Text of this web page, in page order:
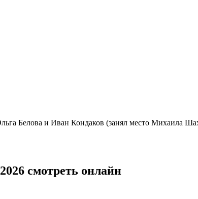
Белова и Иван Кондаков (занял место Михаила
смотреть онлайн